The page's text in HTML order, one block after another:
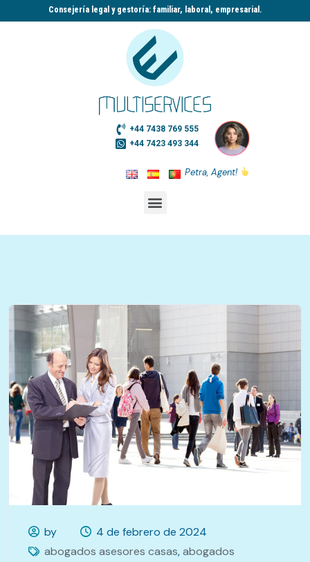
Consejería legal y gestoría: familiar, laboral, empresarial.​
+44 7438 769 555
+44 7423 493 344
Petra, Agent!
by
4 de febrero de 2024
abogados asesores casas,abogados